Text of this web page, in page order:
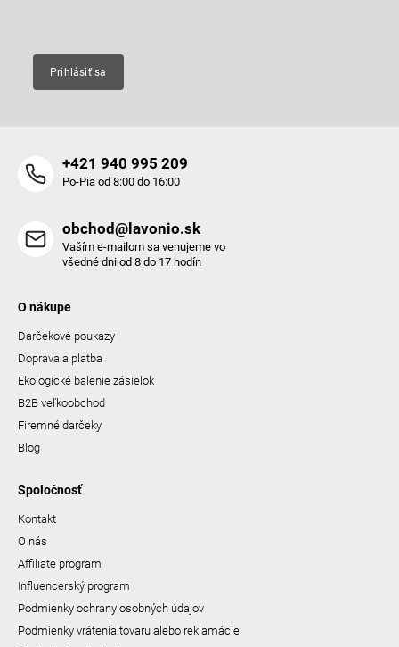
Prihlásiť sa
+421 940 995 209
Po-Pia od 8:00 do 16:00
obchod@lavonio.sk
Vaším e-mailom sa venujeme vo
všedné dni od 8 do 17 hodín
O nákupe
Darčekové poukazy
Doprava a platba
Ekologické balenie zásielok
B2B veľkoobchod
Firemné darčeky
Blog
Spoločnosť
Kontakt
O nás
Affiliate program
Influencerský program
Podmienky ochrany osobných údajov
Podmienky vrátenia tovaru alebo reklamácie